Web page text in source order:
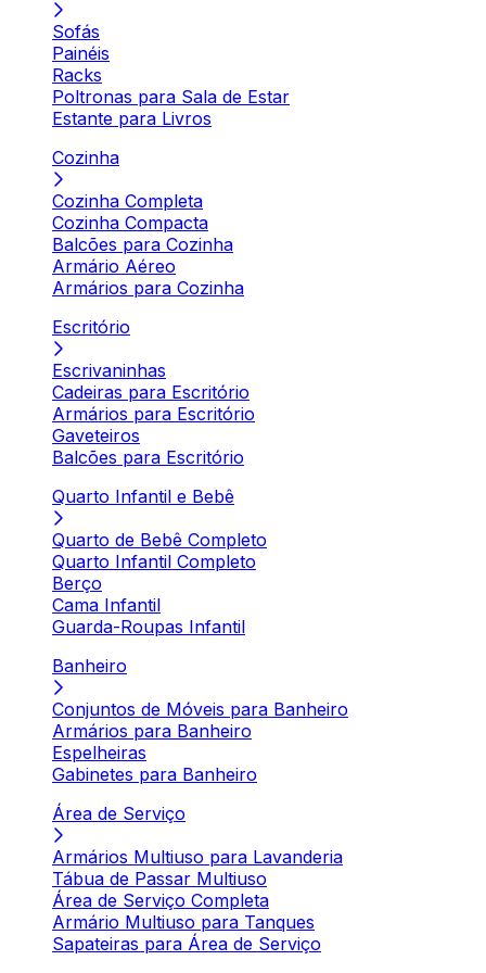
Sofás
Painéis
Racks
Poltronas para Sala de Estar
Estante para Livros
Cozinha
Cozinha Completa
Cozinha Compacta
Balcões para Cozinha
Armário Aéreo
Armários para Cozinha
Escritório
Escrivaninhas
Cadeiras para Escritório
Armários para Escritório
Gaveteiros
Balcões para Escritório
Quarto Infantil e Bebê
Quarto de Bebê Completo
Quarto Infantil Completo
Berço
Cama Infantil
Guarda-Roupas Infantil
Banheiro
Conjuntos de Móveis para Banheiro
Armários para Banheiro
Espelheiras
Gabinetes para Banheiro
Área de Serviço
Armários Multiuso para Lavanderia
Tábua de Passar Multiuso
Área de Serviço Completa
Armário Multiuso para Tanques
Sapateiras para Área de Serviço